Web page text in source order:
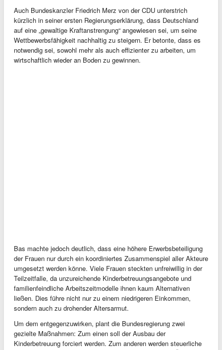
Auch Bundeskanzler Friedrich Merz von der CDU unterstrich
kürzlich in seiner ersten Regierungserklärung, dass Deutschland
auf eine „gewaltige Kraftanstrengung“ angewiesen sei, um seine
Wettbewerbsfähigkeit nachhaltig zu steigern. Er betonte, dass es
notwendig sei, sowohl mehr als auch effizienter zu arbeiten, um
wirtschaftlich wieder an Boden zu gewinnen.
Bas machte jedoch deutlich, dass eine höhere Erwerbsbeteiligung
der Frauen nur durch ein koordiniertes Zusammenspiel aller Akteure
umgesetzt werden könne. Viele Frauen steckten unfreiwillig in der
Teilzeitfalle, da unzureichende Kinderbetreuungsangebote und
familienfeindliche Arbeitszeitmodelle ihnen kaum Alternativen
ließen. Dies führe nicht nur zu einem niedrigeren Einkommen,
sondern auch zu drohender Altersarmut.
Um dem entgegenzuwirken, plant die Bundesregierung zwei
gezielte Maßnahmen: Zum einen soll der Ausbau der
Kinderbetreuung forciert werden. Zum anderen werden steuerliche